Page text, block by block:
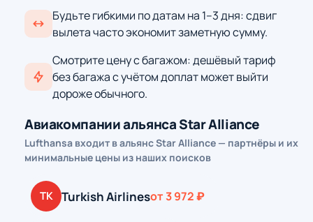
Будьте гибкими по датам на 1–3 дня: сдвиг
вылета часто экономит заметную сумму.
Смотрите цену с багажом: дешёвый тариф
без багажа с учётом доплат может выйти
дороже обычного.
Авиакомпании альянса Star Alliance
Lufthansa входит в альянс Star Alliance — партнёры и их
минимальные цены из наших поисков
TK Turkish Airlinesот 3 972 ₽